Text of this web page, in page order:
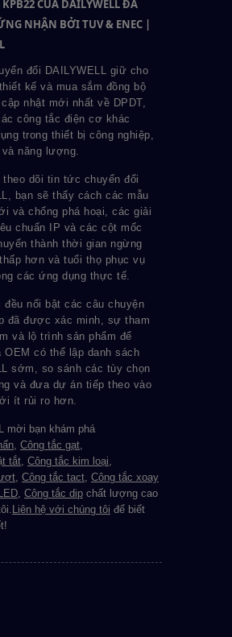
KPB22 CỦA DAILYWELL ĐÃ
NHẬN BỞI TUV & ENEC |
đổi DAILYWELL giữ cho
kế và mua sắm đồng bộ
nhật mới nhất về DPDT,
công tắc điện cơ khác
trong thiết bị công nghiệp,
năng lượng.
theo dõi tin tức chuyển đổi
bạn sẽ thấy cách các mẫu
và chống phá hoại, các giải
chuẩn IP và các cột mốc
thành thời gian ngừng
hơn và tuổi thọ phục vụ
các ứng dụng thực tế.
đều nổi bật các câu chuyện
đã được xác minh, sự tham
và lộ trình sản phẩm để
OEM có thể lập danh sách
sớm, so sánh các tùy chọn
và đưa dự án tiếp theo vào
ít rủi ro hơn.
mời bạn khám phá
, Công tắc gạt,
tắt, Công tắc kim loại,
, Công tắc tact, Công tắc xoay
, Công tắc dip chất lượng cao
Liên hệ với chúng tôi để biết